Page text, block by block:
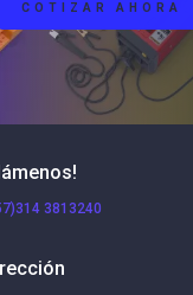
COTIZAR AHORA
3813240